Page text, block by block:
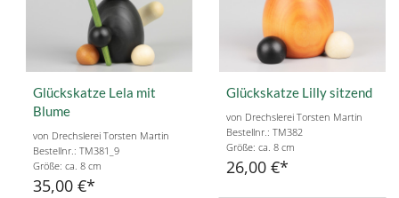
Glückskatze Lela mit
Blume
von Drechslerei Torsten Martin
Bestellnr.: TM381_9
Größe: ca. 8 cm
35,00 €
Glückskatze Lilly sitzend
von Drechslerei Torsten Martin
Bestellnr.: TM382
Größe: ca. 8 cm
26,00 €